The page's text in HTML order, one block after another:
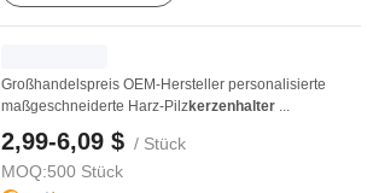
Großhandelspreis OEM-Hersteller personalisierte
maßgeschneiderte Harz-Pilzkerzenhalter ...
2,99-6,09 $ / Stück
MOQ:500 Stück